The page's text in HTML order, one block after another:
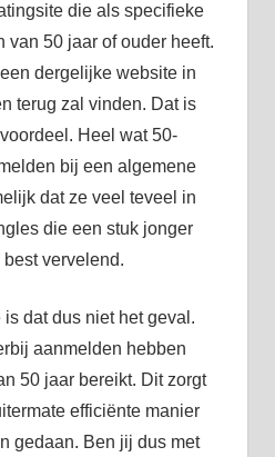
die als specifieke
50 jaar of ouder heeft.
dergelijke website in
terug zal vinden. Dat is
Heel wat 50-
bij een algemene
dat ze veel teveel in
die een stuk jonger
vervelend.
dat dus niet het geval.
aanmelden hebben
50 jaar bereikt. Dit zorgt
efficiënte manier
gedaan. Ben jij dus met